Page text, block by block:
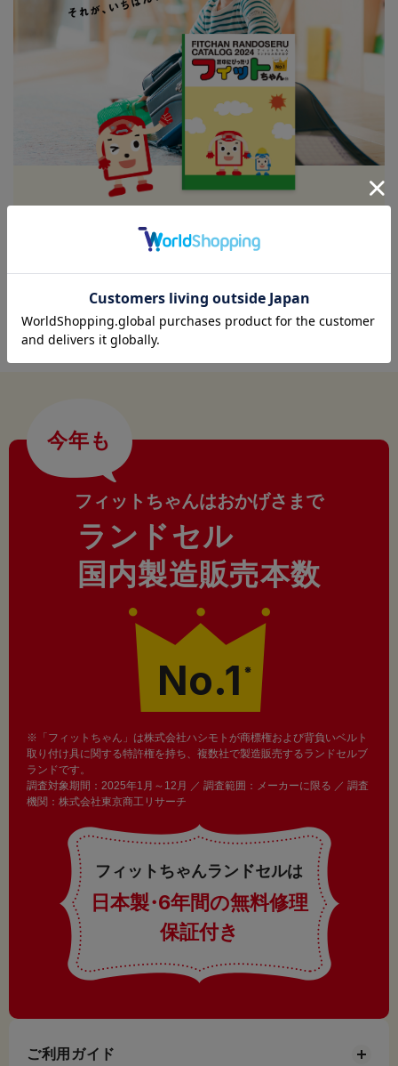
ランドセルカタログ受付中
今年も
フィットちゃんはおかげさまで
ランドセル
国内製造販売本数
No.1 ※
※「フィットちゃん」は株式会社ハシモトが商標権および背負いベルト
取り付け具に関する特許権を持ち、複数社で製造販売するランドセルブ
ランドです。
調査対象期間：2025年1月～12月 ／ 調査範囲：メーカーに限る ／ 調査
機関：株式会社東京商工リサーチ
フィットちゃんランドセルは
日本製・6年間の無料修理
保証付き
ご利用ガイド